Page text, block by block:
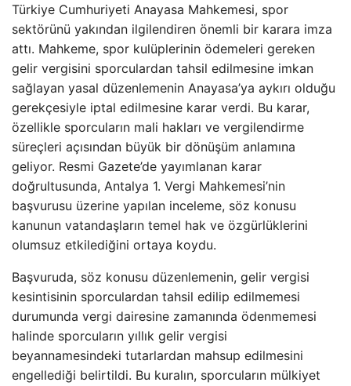
Türkiye Cumhuriyeti Anayasa Mahkemesi, spor
sektörünü yakından ilgilendiren önemli bir karara imza
attı. Mahkeme, spor kulüplerinin ödemeleri gereken
gelir vergisini sporculardan tahsil edilmesine imkan
sağlayan yasal düzenlemenin Anayasa’ya aykırı olduğu
gerekçesiyle iptal edilmesine karar verdi. Bu karar,
özellikle sporcuların mali hakları ve vergilendirme
süreçleri açısından büyük bir dönüşüm anlamına
geliyor. Resmi Gazete’de yayımlanan karar
doğrultusunda, Antalya 1. Vergi Mahkemesi’nin
başvurusu üzerine yapılan inceleme, söz konusu
kanunun vatandaşların temel hak ve özgürlüklerini
olumsuz etkilediğini ortaya koydu.
Başvuruda, söz konusu düzenlemenin, gelir vergisi
kesintisinin sporculardan tahsil edilip edilmemesi
durumunda vergi dairesine zamanında ödenmemesi
halinde sporcuların yıllık gelir vergisi
beyannamesindeki tutarlardan mahsup edilmesini
engellediği belirtildi. Bu kuralın, sporcuların mülkiyet